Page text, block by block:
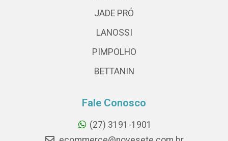
JADE PRÓ
LANOSSI
PIMPOLHO
BETTANIN
Fale Conosco
(27) 3191-1901